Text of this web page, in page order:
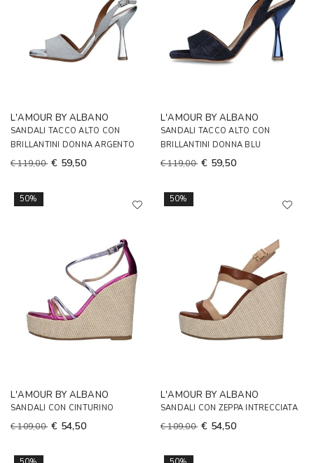
L'AMOUR BY ALBANO
SANDALI TACCO ALTO CON
BRILLANTINI DONNA ARGENTO
€ 119,00 € 59,50
L'AMOUR BY ALBANO
SANDALI TACCO ALTO CON
BRILLANTINI DONNA BLU
€ 119,00 € 59,50
50%
L'AMOUR BY ALBANO
SANDALI CON CINTURINO
€ 109,00 € 54,50
50%
L'AMOUR BY ALBANO
SANDALI CON ZEPPA INTRECCIATA
€ 109,00 € 54,50